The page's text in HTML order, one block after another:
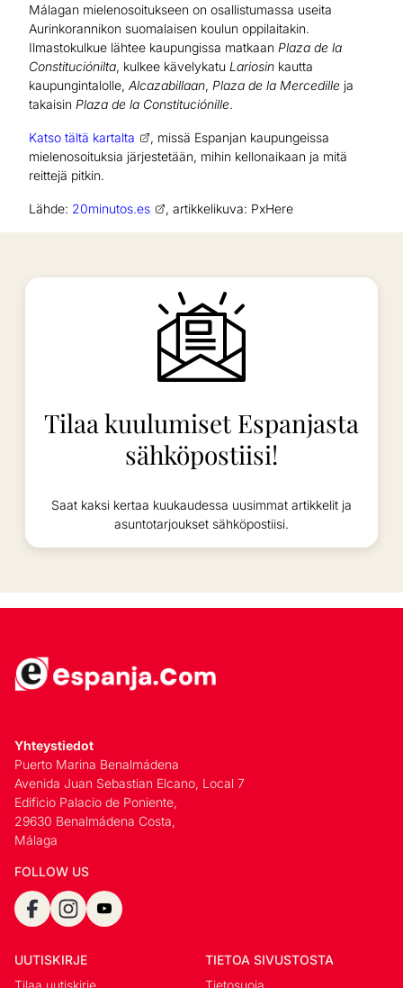
Málagan mielenosoitukseen on osallistumassa useita
Aurinkorannikon suomalaisen koulun oppilaitakin.
Ilmastokulkue lähtee kaupungissa matkaan Plaza de la
Constituciónilta, kulkee kävelykatu Lariosin kautta
kaupungintalolle, Alcazabillaan, Plaza de la Mercedille ja
takaisin Plaza de la Constituciónille.
Katso tältä kartalta
, missä Espanjan kaupungeissa
mielenosoituksia järjestetään, mihin kellonaikaan ja mitä
reittejä pitkin.
Lähde: 20minutos.es , artikkelikuva: PxHere
Tilaa kuulumiset Espanjasta
sähköpostiisi!
Saat kaksi kertaa kuukaudessa uusimmat artikkelit ja
asuntotarjoukset sähköpostiisi.
Yhteystiedot
Puerto Marina Benalmádena
Avenida Juan Sebastian Elcano, Local 7
Edificio Palacio de Poniente,
29630 Benalmádena Costa,
Málaga
FOLLOW US
UUTISKIRJE
TIETOA SIVUSTOSTA